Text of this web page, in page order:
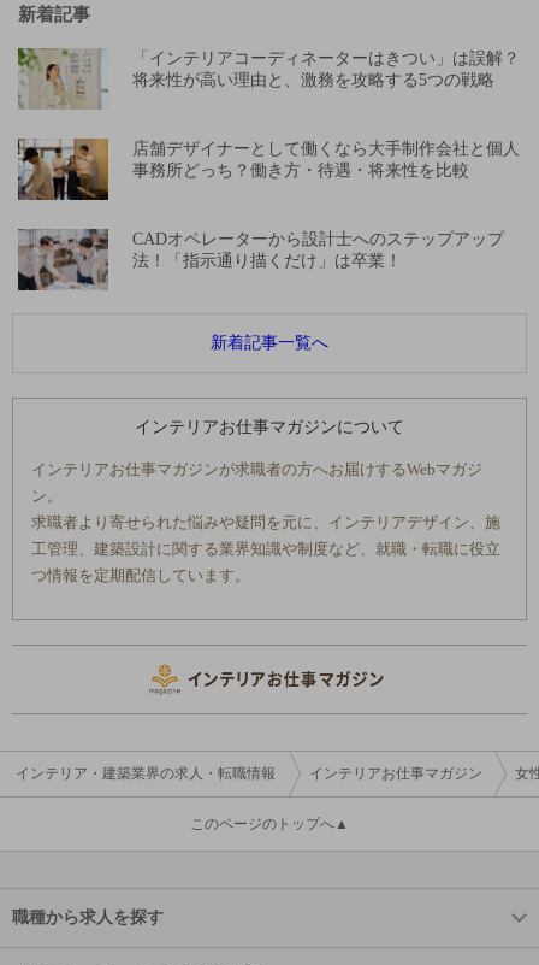
新着記事
「インテリアコーディネーターはきつい」は誤解？
将来性が高い理由と、激務を攻略する5つの戦略
店舗デザイナーとして働くなら大手制作会社と個人
事務所どっち？働き方・待遇・将来性を比較
CADオペレーターから設計士へのステップアップ
法！「指示通り描くだけ」は卒業！
新着記事一覧へ
インテリアお仕事マガジンについて
インテリアお仕事マガジンが求職者の方へお届けするWebマガジ
ン。
求職者より寄せられた悩みや疑問を元に、インテリアデザイン、施
工管理、建築設計に関する業界知識や制度など、就職・転職に役立
つ情報を定期配信しています。
インテリア・建築業界の求人・転職情報 インテリアお仕事マガジン 女
このページのトップへ▲
職種から求人を探す